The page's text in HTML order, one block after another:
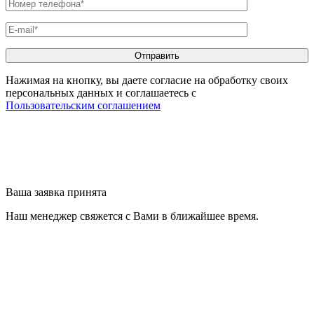
Нажимая на кнопку, вы даете согласие на обработку своих
персональных данных и соглашаетесь с
Пользовательским соглашением
Ваша заявка принята
Наш менеджер свяжется с Вами в ближайшее время.